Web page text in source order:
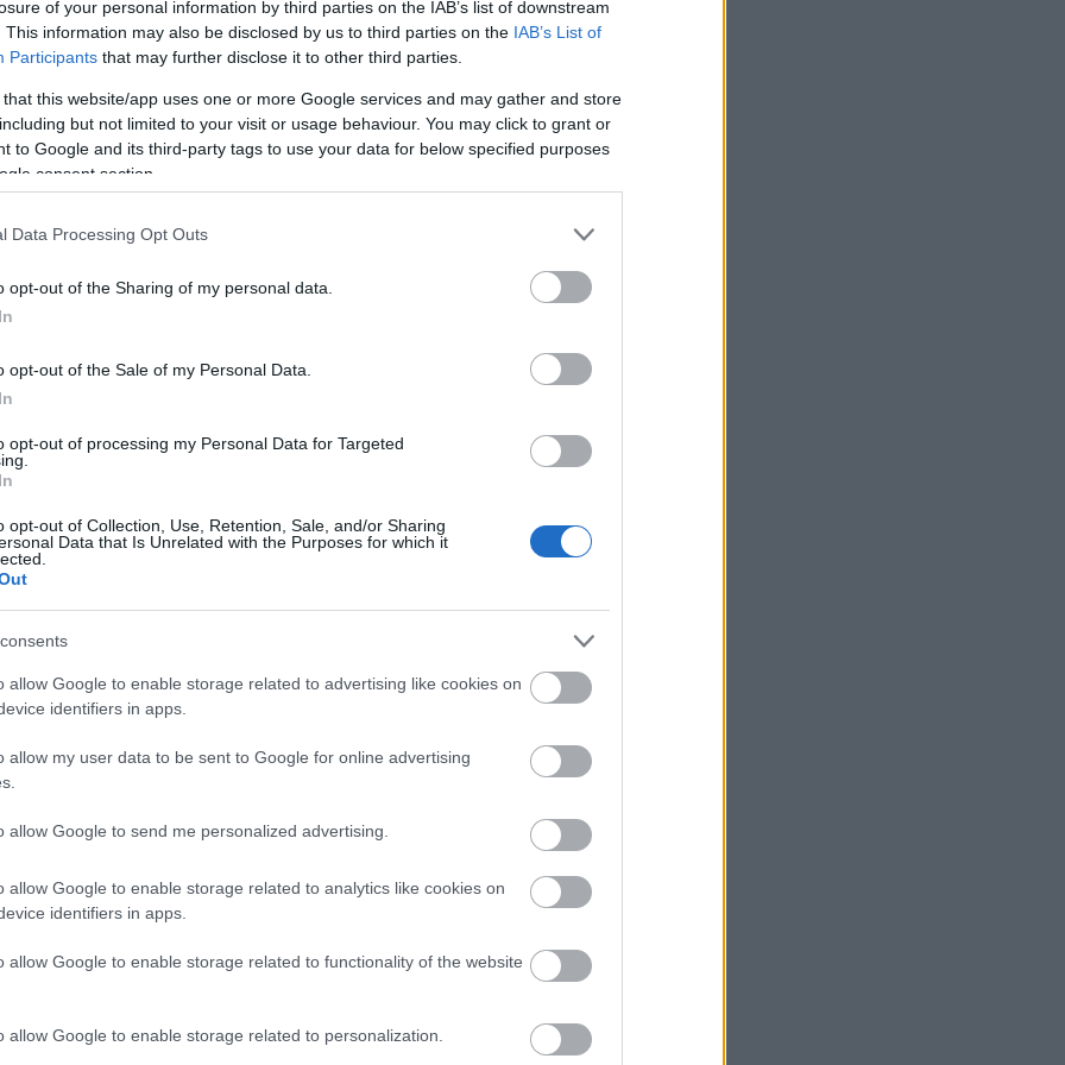
of your personal information by third parties on the IAB’s list of downstream
This information may also be disclosed by us to third parties on the IAB’s List of
Participants that may further disclose it to other third parties.
that this website/app uses one or more Google services and may gather and store
but not limited to your visit or usage behaviour. You may click to grant or
to Google and its third-party tags to use your data for below specified purposes
consent section.
Data Processing Opt Outs
opt-out of the Sharing of my personal data.
opt-out of the Sale of my Personal Data.
opt-out of processing my Personal Data for Targeted
opt-out of Collection, Use, Retention, Sale, and/or Sharing
Data that Is Unrelated with the Purposes for which it
allow Google to enable storage related to advertising like cookies on
identifiers in apps.
allow my user data to be sent to Google for online advertising
allow Google to send me personalized advertising.
allow Google to enable storage related to analytics like cookies on
identifiers in apps.
allow Google to enable storage related to functionality of the website
allow Google to enable storage related to personalization.
και γι΄ αυτό μπαίνουν διαχωριστικά,
και κλαδοκοπές σε σημεία
σε μήκος 131 χλμ».
στο Συνέδριο και
τη σημαντικότερη ανάγκη στην Κρήτη, ο
χαρακτήρισε τον
τμήματα του έργου, από την Κίσσαμο
μήκους 225 χιλιομέτρων.
το Υπουργείο Υποδομών και
ώστε ο ΒΟΑΚ να φτάσει μέχρι τη
21:53 Υπ. Ανάπτυξης: Στην τέταρτη φάση
υλοποίησης η «Γραμμή Ενημέρωσης
21:40
Πετρέλαιο: Ήπιες μεταβολές με φόντο
τις συζητήσεις για τον έλεγχο του
Ορμούζ
21:30
έπληξαν και δεύτερο σαουδαραβικό
δεξαμενόπλοιο στον Κόλπο του Άντεν
Χρυσός: Άνοδος πάνω από 4% λόγω
δολαρίου και Μέσης Ανατολής - Η
Αρχηγός IDF: Ο ισραηλινός στρατός θα
συνεχίσει να «επιχειρεί προληπτικά»
Μικροσκοπικές δίνες ανακαλύφθηκαν
Ο Ζελένσκι ζήτησε από τον Ρούτε
περισσότερη βοήθεια για την
Σχέδιο Ανάκαμψης και Ανθεκτικότητας
20:15
Aktor: Πάνω από το 20% η Castellano,
κάτω από το 15% η Blue Silk μετά την
ΗΠΑ: Ο Αμπντούλ Ελ Σαγιέντ, της
κόμματος στο Μίσιγκαν
ΔΕΗ: Data center 1 GW, νέα συμφωνία
ΑΠΕ και Vodafone στο επίκεντρο της
19:53
Prodea: Εγκρίθηκε πρόγραμμα
επαναγοράς έως 1,3 εκατ. ιδίων
Viohalco: Στα 4,3 δισ. ευρώ ο τζίρος